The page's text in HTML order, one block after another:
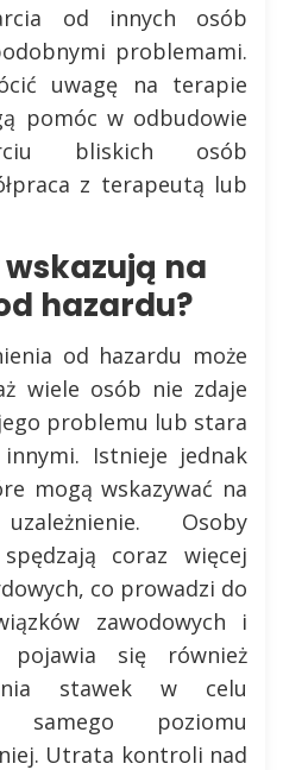
od innych osób
problemami.
uwagę na terapie
pomóc w odbudowie
bliskich osób
z terapeutą lub
na
hazardu?
od hazardu może
wiele osób nie zdaje
problemu lub stara
Istnieje jednak
mogą wskazywać na
Osoby
coraz więcej
co prowadzi do
zawodowych i
pojawia się również
stawek w celu
samego poziomu
Utrata kontroli nad